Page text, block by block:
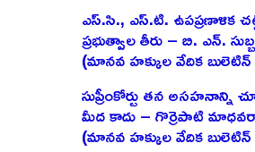
ఎస్‌.సి., ఎస్‌.టి. ఉపప్రణాళిక
ప్రభుత్వాల తీరు – బి. ఎన్‌.
(మానవ హక్కుల వేదిక
సుప్రీంకోర్టు తన అసహనాన్ని
మీద కాదు – గొర్రెపాటి
(మానవ హక్కుల వేదిక